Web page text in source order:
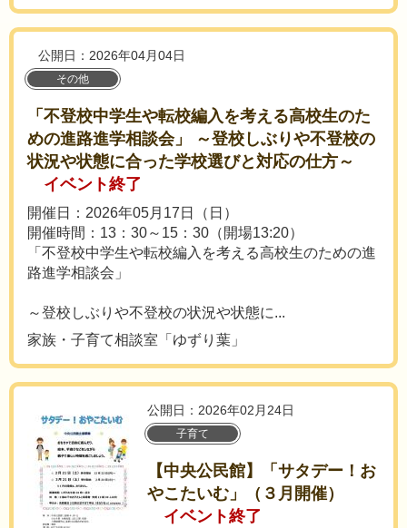
公開日：2026年04月04日
その他
「不登校中学生や転校編入を考える高校生のた
めの進路進学相談会」 ～登校しぶりや不登校の
状況や状態に合った学校選びと対応の仕方～
イベント終了
開催日：2026年05月17日（日）
開催時間：13：30～15：30（開場13:20）
「不登校中学生や転校編入を考える高校生のための進
路進学相談会」
～登校しぶりや不登校の状況や状態に...
家族・子育て相談室「ゆずり葉」
公開日：2026年02月24日
子育て
【中央公民館】「サタデー！お
やこたいむ」（３月開催）
イベント終了